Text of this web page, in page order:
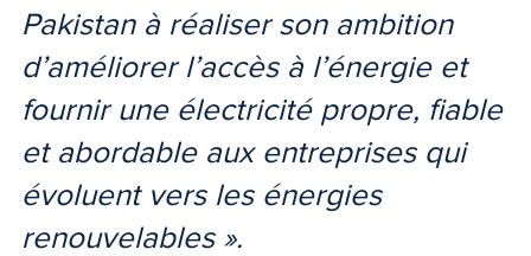
Pakistan à réaliser son ambition
d’améliorer l’accès à l’énergie et
fournir une électricité propre, fiable
et abordable aux entreprises qui
évoluent vers les énergies
renouvelables ».